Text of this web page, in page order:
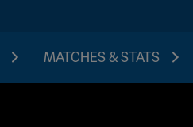
MATCHES & STATS